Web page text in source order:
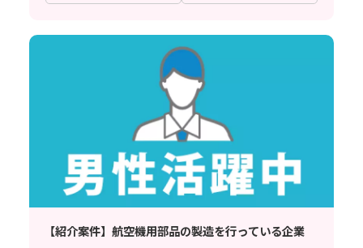
【紹介案件】航空機用部品の製造を行っている企業